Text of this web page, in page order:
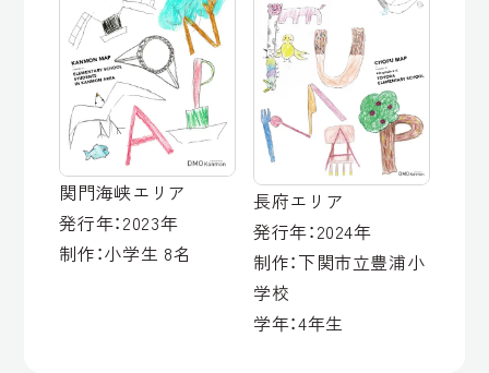
関門海峡エリア
発行年：2023年
制作：小学生 8名
長府エリア
発行年：2024年
制作：下関市立豊浦小
学校
学年：4年生